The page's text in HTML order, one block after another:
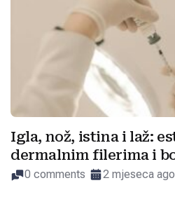
Igla, nož, istina i laž:
dermalnim filerima i
0 comments 2 mjeseca ago